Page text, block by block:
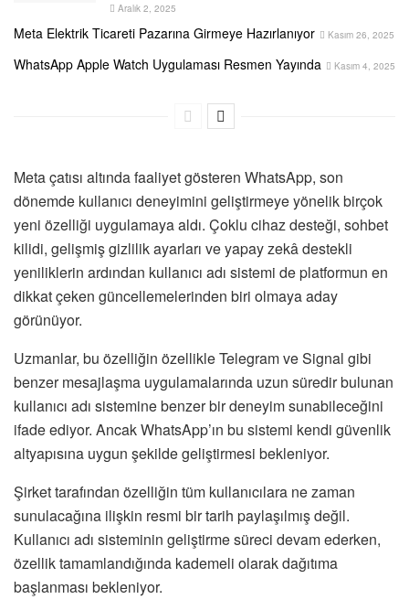
Aralık 2, 2025
Meta Elektrik Ticareti Pazarına Girmeye Hazırlanıyor Kasım 26, 2025
WhatsApp Apple Watch Uygulaması Resmen Yayında Kasım 4, 2025
Meta çatısı altında faaliyet gösteren WhatsApp, son
dönemde kullanıcı deneyimini geliştirmeye yönelik birçok
yeni özelliği uygulamaya aldı. Çoklu cihaz desteği, sohbet
kilidi, gelişmiş gizlilik ayarları ve yapay zekâ destekli
yeniliklerin ardından kullanıcı adı sistemi de platformun en
dikkat çeken güncellemelerinden biri olmaya aday
görünüyor.
Uzmanlar, bu özelliğin özellikle Telegram ve Signal gibi
benzer mesajlaşma uygulamalarında uzun süredir bulunan
kullanıcı adı sistemine benzer bir deneyim sunabileceğini
ifade ediyor. Ancak WhatsApp’ın bu sistemi kendi güvenlik
altyapısına uygun şekilde geliştirmesi bekleniyor.
Şirket tarafından özelliğin tüm kullanıcılara ne zaman
sunulacağına ilişkin resmi bir tarih paylaşılmış değil.
Kullanıcı adı sisteminin geliştirme süreci devam ederken,
özellik tamamlandığında kademeli olarak dağıtıma
başlanması bekleniyor.